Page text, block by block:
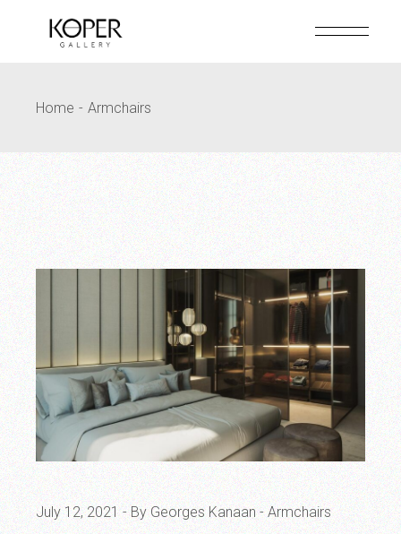
Home Armchairs
July 12, 2021 By Georges Kanaan Armchairs